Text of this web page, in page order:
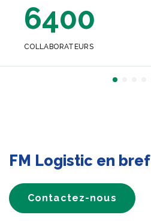
6400
COLLABORATEURS
FM Logistic en bref
Contactez-nous